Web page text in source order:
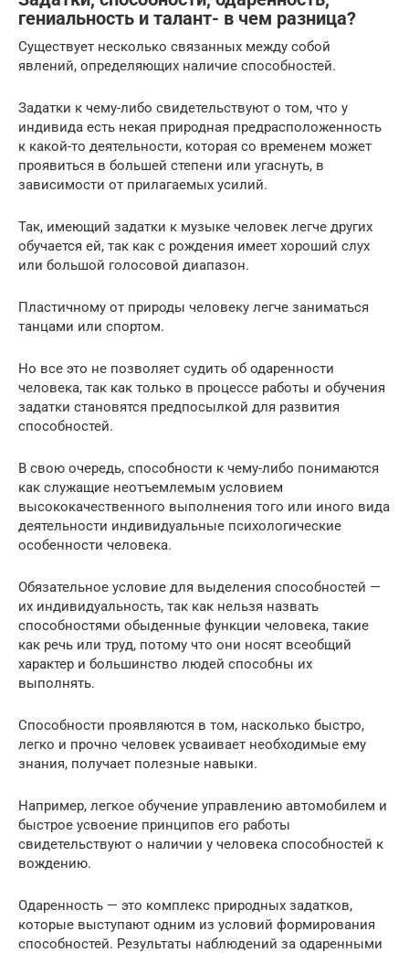
гениальность и талант- в чем разница?
Существует несколько связанных между собой
явлений, определяющих наличие способностей.
Задатки к чему-либо свидетельствуют о том, что у
индивида есть некая природная предрасположенность
к какой-то деятельности, которая со временем может
проявиться в большей степени или угаснуть, в
зависимости от прилагаемых усилий.
Так, имеющий задатки к музыке человек легче других
обучается ей, так как с рождения имеет хороший слух
или большой голосовой диапазон.
Пластичному от природы человеку легче заниматься
танцами или спортом.
Но все это не позволяет судить об одаренности
человека, так как только в процессе работы и обучения
задатки становятся предпосылкой для развития
способностей.
В свою очередь, способности к чему-либо понимаются
как служащие неотъемлемым условием
высококачественного выполнения того или иного вида
деятельности индивидуальные психологические
особенности человека.
Обязательное условие для выделения способностей —
их индивидуальность, так как нельзя назвать
способностями обыденные функции человека, такие
как речь или труд, потому что они носят всеобщий
характер и большинство людей способны их
выполнять.
Способности проявляются в том, насколько быстро,
легко и прочно человек усваивает необходимые ему
знания, получает полезные навыки.
Например, легкое обучение управлению автомобилем и
быстрое усвоение принципов его работы
свидетельствуют о наличии у человека способностей к
вождению.
Одаренность — это комплекс природных задатков,
которые выступают одним из условий формирования
способностей. Результаты наблюдений за одаренными